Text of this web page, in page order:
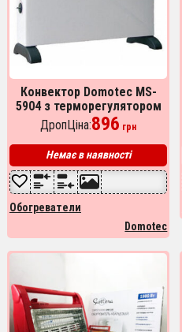
Конвектор Domotec MS-
5904 з терморегулятором
до 2000 Вт електричний
обігрівач, Теплоконвектор
ДропЦіна:896 грн
Немає в наявності
Обогреватели
Domotec